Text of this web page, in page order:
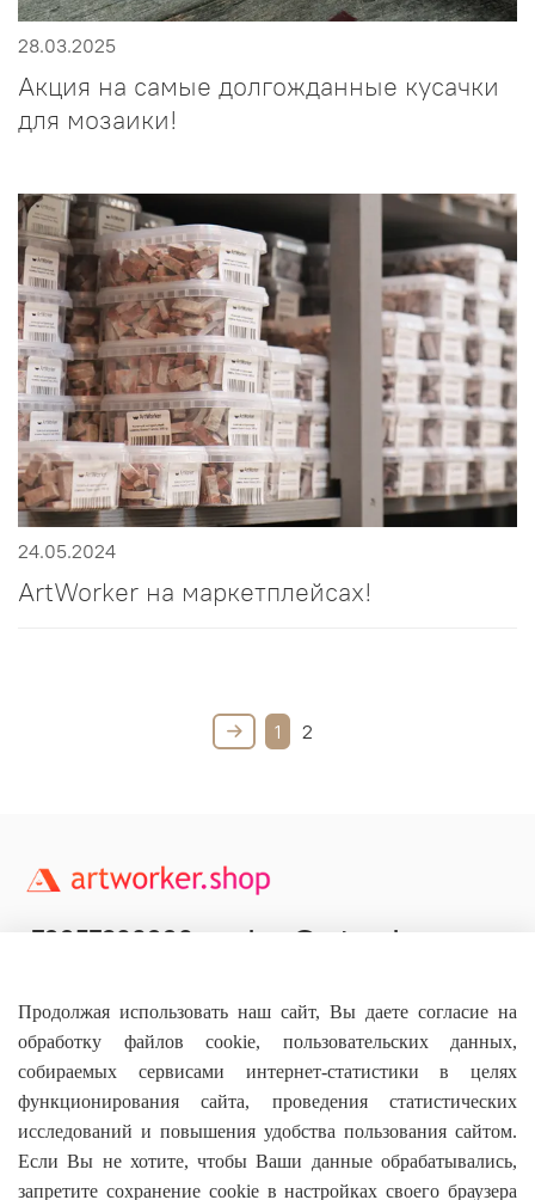
28.03.2025
Акция на самые долгожданные кусачки
для мозаики!
24.05.2024
ArtWorker на маркетплейсах!
1 2
Основное
+79957800990 shop@artworker.pro
Продолжая использовать наш сайт, Вы даете согласие на
обработку файлов cookie, пользовательских данных,
собираемых сервисами интернет-статистики в целях
функционирования сайта, проведения статистических
исследований и повышения удобства пользования сайтом.
Если Вы не хотите, чтобы Ваши данные обрабатывались,
запретите сохранение cookie в настройках своего браузера